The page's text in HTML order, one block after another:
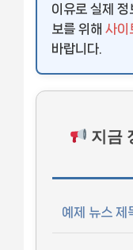
이유로 실제 정
보를 위해 사이
바랍니다.
지금
예제 뉴스 제